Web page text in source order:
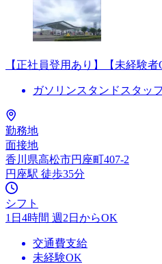
【正社員登用あり】【未経験
ガソリンスタンドスタッフ
勤務地
面接地
香川県高松市円座町407-2
円座駅 徒歩35分
シフト
1日4時間 週2日からOK
交通費支給
未経験OK